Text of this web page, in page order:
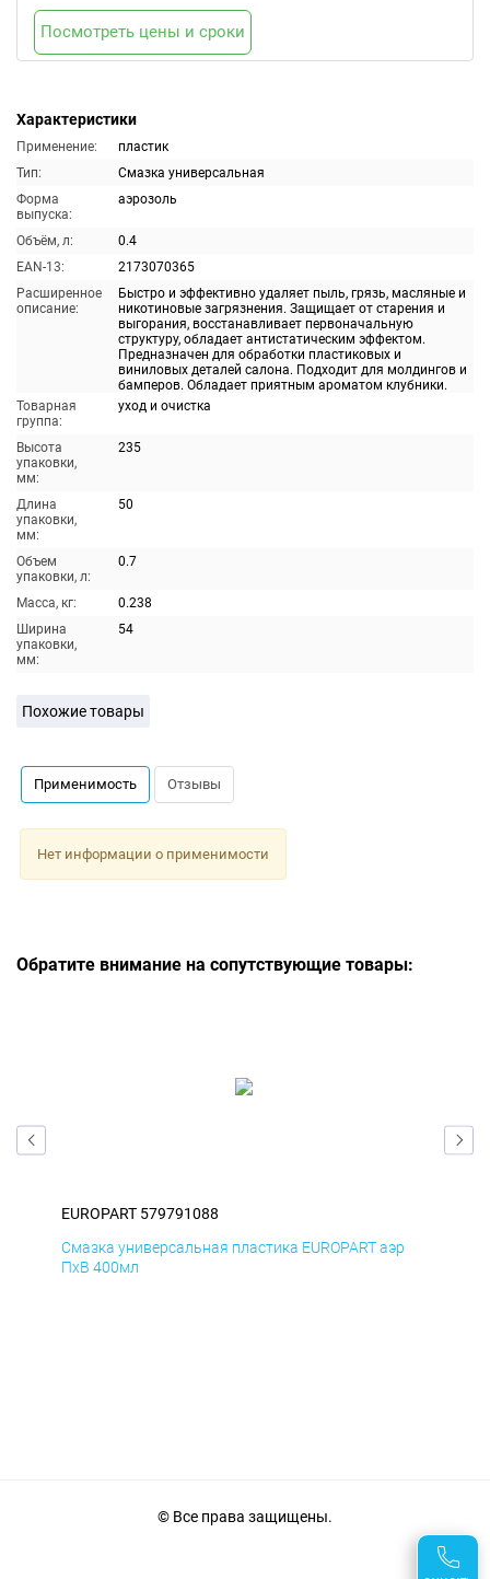
Характеристики
Применение:
пластик
Тип:
Смазка универсальная
Форма
выпуска:
аэрозоль
Объём, л:
0.4
EAN-13:
2173070365
Расширенное
описание:
Быстро и эффективно удаляет пыль, грязь, масляные и
никотиновые загрязнения. Защищает от старения и
выгорания, восстанавливает первоначальную
структуру, обладает антистатическим эффектом.
Предназначен для обработки пластиковых и
виниловых деталей салона. Подходит для молдингов и
бамперов. Обладает приятным ароматом клубники.
Товарная
группа:
уход и очистка
Высота
упаковки,
мм:
235
Длина
упаковки,
мм:
50
Объем
упаковки, л:
0.7
Масса, кг:
0.238
Ширина
упаковки,
мм:
54
Посмотреть цены и сроки
Похожие товары
Применимость Отзывы
Нет информации о применимости
Обратите внимание на сопутствующие товары:
EUROPART 579791088
Смазка универсальная пластика EUROPART аэр
ПхВ 400мл
© Все права защищены.